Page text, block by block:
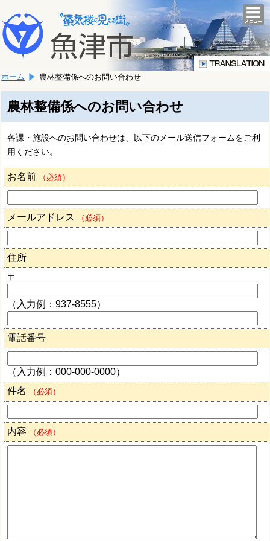
文
へ
移
ま
す。
こ
か
文
で
す。
ホーム 農林整備係へのお問い合わせ
農林整備係へのお問い合わせ
各課・施設へのお問い合わせは、以下のメール送信フォームをご利
用ください。
お名前 （必須）
メールアドレス （必須）
住所
〒
（入力例：937-8555）
電話番号
（入力例：000-000-0000）
件名
（必須）
内容 （必須）